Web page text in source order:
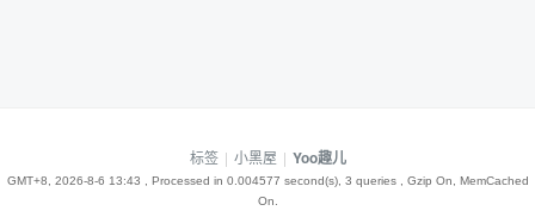
标签 | 小黑屋 | Yoo趣儿
GMT+8, 2026-8-6 13:43 , Processed in 0.004577 second(s), 3 queries , Gzip On, MemCached
On.